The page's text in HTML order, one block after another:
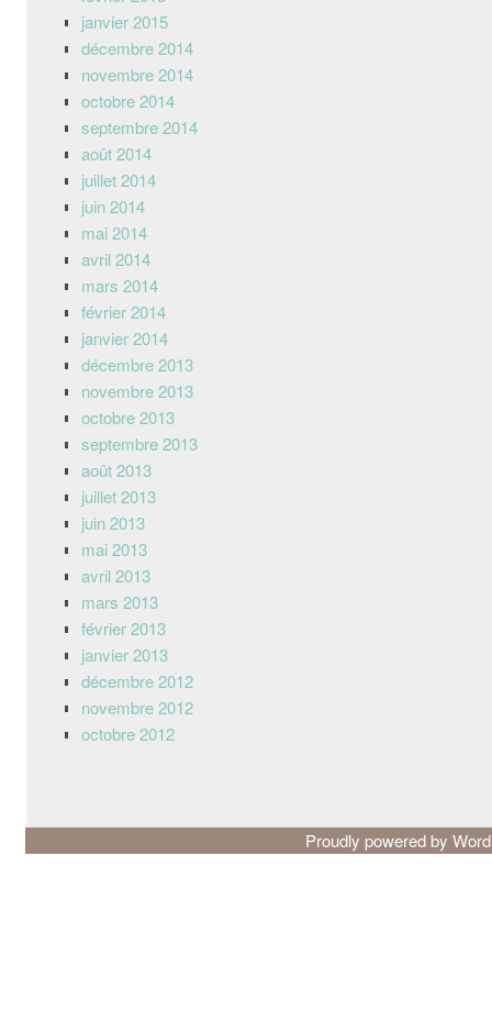
janvier 2015
décembre 2014
novembre 2014
octobre 2014
septembre 2014
août 2014
juillet 2014
juin 2014
mai 2014
avril 2014
mars 2014
février 2014
janvier 2014
décembre 2013
novembre 2013
octobre 2013
septembre 2013
août 2013
juillet 2013
juin 2013
mai 2013
avril 2013
mars 2013
février 2013
janvier 2013
décembre 2012
novembre 2012
octobre 2012
Proudly powered by